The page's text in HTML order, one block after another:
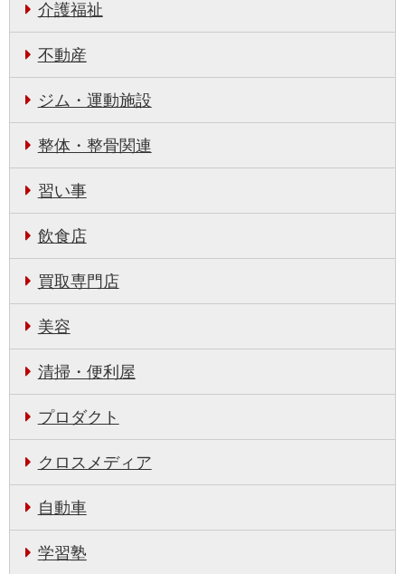
介護福祉
不動産
ジム・運動施設
整体・整骨関連
習い事
飲食店
買取専門店
美容
清掃・便利屋
プロダクト
クロスメディア
自動車
学習塾